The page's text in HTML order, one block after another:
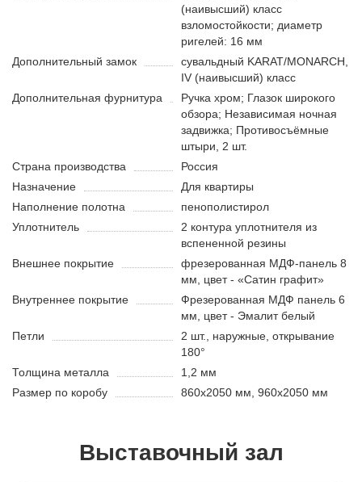
(наивысший) класс
взломостойкости; диаметр
ригелей: 16 мм
Дополнительный замок
сувальдный KARAT/MONARCH,
IV (наивысший) класс
Дополнительная фурнитура
Ручка хром; Глазок широкого
обзорa; Независимая ночная
задвижка; Противосъёмные
штыри, 2 шт.
Страна производства
Россия
Назначение
Для квартиры
Наполнение полотна
пенополистирол
Уплотнитель
2 контура уплотнителя из
вспененной резины
Внешнее покрытие
фрезерованная МДФ-панель 8
мм, цвет - «Сатин графит»
Внутреннее покрытие
Фрезерованная МДФ панель 6
мм, цвет - Эмалит белый
Петли
2 шт., наружные, открывание
180°
Толщина металла
1,2 мм
Размер по коробу
860х2050 мм, 960х2050 мм
Выставочный зал